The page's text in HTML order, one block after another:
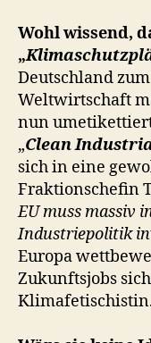
Wohl wissend,
„
Deutschland
Weltwirtschaft
nun
„Clean
sich in eine
Fraktionschefin
EU muss massiv
Industriepolitik
Europa
Zukunftsjobs